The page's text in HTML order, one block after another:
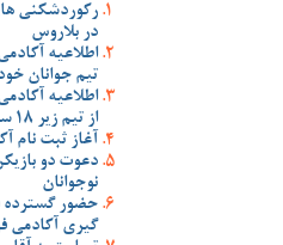
رکوردشکنی
در بلاروس
اطلاعیه
تیم جوانان
اطلاعیه
از تیم زیر 18 ساله های خود
آغاز ثبت نام
دعوت دو
نوجوانان
حضور گسترده
گیری آکادمی